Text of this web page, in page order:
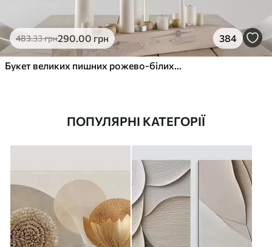
483.33грн290.00 грн 384
Букет великих пишних рожево-білих квітів півонії із зеленим листям на м’якому розмитому фоні
ПОПУЛЯРНІ КАТЕГОРІЇ